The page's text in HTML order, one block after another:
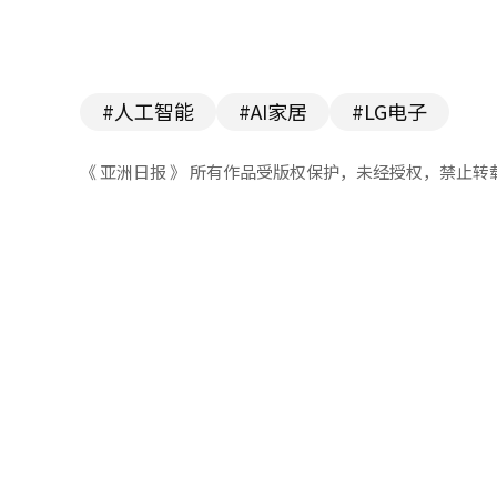
#人工智能 #AI家居 #LG电子
《 亚洲日报 》 所有作品受版权保护，未经授权，禁止转